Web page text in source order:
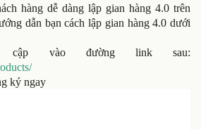
hàng dễ dàng lập gian hàng 4.0 trên
dẫn bạn cách lập gian hàng 4.0 dưới
vào đường link sau:
ký ngay